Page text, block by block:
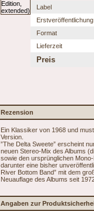
Label
Erstveröffentlichung
Format
Lieferzeit
Preis
Rezension
Ein Klassiker von 1968 und
Version.
”The Delta Sweete” erscheint
neuen Stereo-Mix des Albums
sowie den ursprünglichen
darunter eine bisher
River Bottom Band” mit dem
Neuauflage des Albums seit
Angaben zur